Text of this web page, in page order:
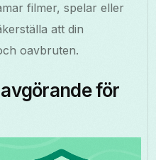
filmer, spelar eller
att din
oavbruten.
för